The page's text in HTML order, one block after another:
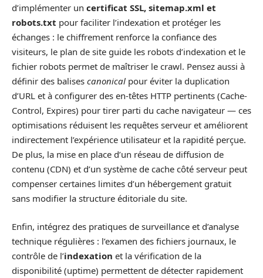
d’implémenter un certificat SSL, sitemap.xml et
robots.txt pour faciliter l’indexation et protéger les
échanges : le chiffrement renforce la confiance des
visiteurs, le plan de site guide les robots d’indexation et le
fichier robots permet de maîtriser le crawl. Pensez aussi à
définir des balises canonical pour éviter la duplication
d’URL et à configurer des en-têtes HTTP pertinents (Cache-
Control, Expires) pour tirer parti du cache navigateur — ces
optimisations réduisent les requêtes serveur et améliorent
indirectement l’expérience utilisateur et la rapidité perçue.
De plus, la mise en place d’un réseau de diffusion de
contenu (CDN) et d’un système de cache côté serveur peut
compenser certaines limites d’un hébergement gratuit
sans modifier la structure éditoriale du site.
Enfin, intégrez des pratiques de surveillance et d’analyse
technique régulières : l’examen des fichiers journaux, le
contrôle de l’indexation et la vérification de la
disponibilité (uptime) permettent de détecter rapidement